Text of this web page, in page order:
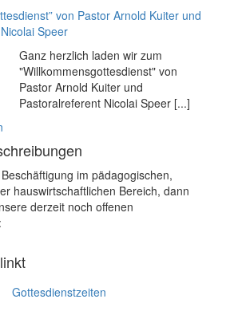
von Pastor Arnold Kuiter und
Speer
Ganz herzlich laden wir zum
"Willkommensgottesdienst" von
Pastor Arnold Kuiter und
Pastoralreferent Nicolai Speer [...]
im pädagogischen,
hauswirtschaftlichen Bereich, dann
derzeit noch offenen
Gottesdienstzeiten